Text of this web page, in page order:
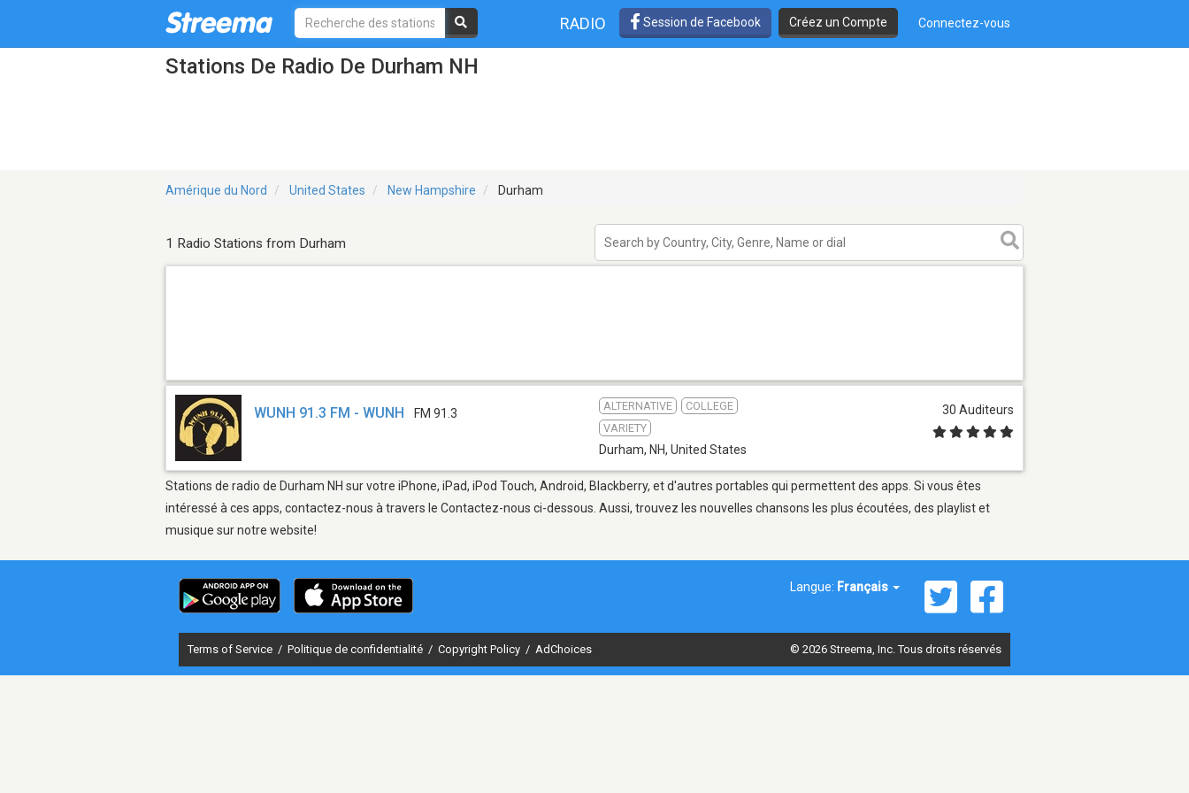
RADIO Session de Facebook Créez un Compte Connectez-vous
Stations De Radio De Durham NH
Amérique du Nord United States New Hampshire Durham
1 Radio Stations from Durham
WUNH 91.3 FM - WUNH FM 91.3
ALTERNATIVE
COLLEGE
VARIETY
Durham, NH, United States
30 Auditeurs
Stations de radio de Durham NH sur votre iPhone, iPad, iPod Touch, Android, Blackberry, et d'autres portables qui permettent des apps. Si vous êtes
intéressé à ces apps, contactez-nous à travers le Contactez-nous ci-dessous. Aussi, trouvez les nouvelles chansons les plus écoutées, des playlist et
musique sur notre website!
Langue: Français
Terms of Service / Politique de confidentialité / Copyright Policy / AdChoices © 2026 Streema, Inc. Tous droits réservés